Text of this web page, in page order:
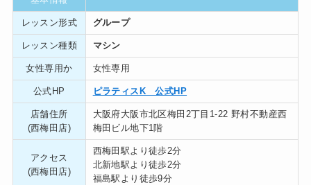
レッスン形式 グループ
レッスン種類 マシン
女性専用か 女性専用
公式HP ピラティスK 公式HP
店舗住所
(西梅田店)
大阪府大阪市北区梅田2丁目1-22 野村不動産西
梅田ビル地下1階
アクセス
(西梅田店)
西梅田駅より徒歩2分
北新地駅より徒歩2分
福島駅より徒歩9分